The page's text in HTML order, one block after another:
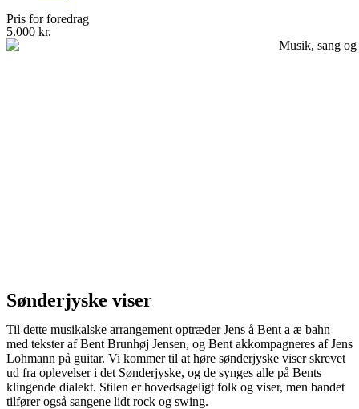
Pris for foredrag
5.000 kr.
Sønderjyske viser
Til dette musikalske arrangement optræder Jens å Bent a æ bahn
med tekster af Bent Brunhøj Jensen, og Bent akkompagneres af Jens
Lohmann på guitar. Vi kommer til at høre sønderjyske viser skrevet
ud fra oplevelser i det Sønderjyske, og de synges alle på Bents
klingende dialekt. Stilen er hovedsageligt folk og viser, men bandet
tilfører også sangene lidt rock og swing.